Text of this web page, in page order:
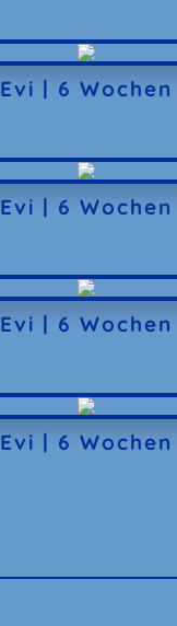
Evi | 6 Wochen
Evi | 6 Wochen
Evi | 6 Wochen
Evi | 6 Wochen